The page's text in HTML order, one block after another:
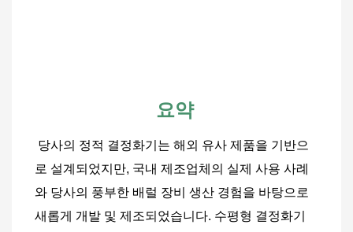
요약
당사의 정적 결정화기는 해외 유사 제품을 기반으
로 설계되었지만, 국내 제조업체의 실제 사용 사례
와 당사의 풍부한 배럴 장비 생산 경험을 바탕으로
새롭게 개발 및 제조되었습니다. 수평형 결정화기